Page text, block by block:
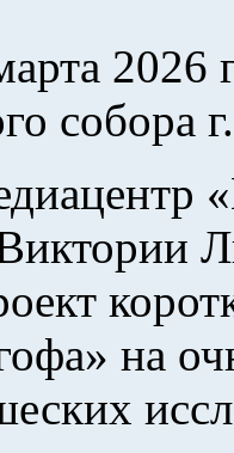
2026
собора
на